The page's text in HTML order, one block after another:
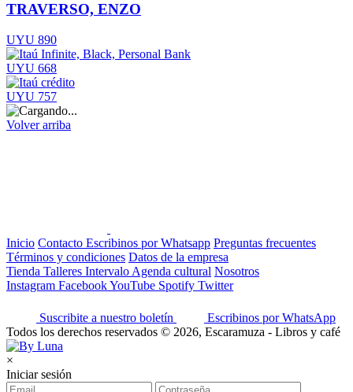
TRAVERSO, ENZO
UYU 890
UYU 668
UYU 757
Volver arriba
Inicio Contacto Escribinos por Whatsapp Preguntas frecuentes
Términos y condiciones Datos de la empresa
Tienda Talleres Intervalo Agenda cultural Nosotros
Instagram FacebookYouTube Spotify Twitter
Suscribite a nuestro boletín
Escribinos por WhatsApp
Todos los derechos reservados © 2026, Escaramuza - Libros y café
×
Iniciar sesión